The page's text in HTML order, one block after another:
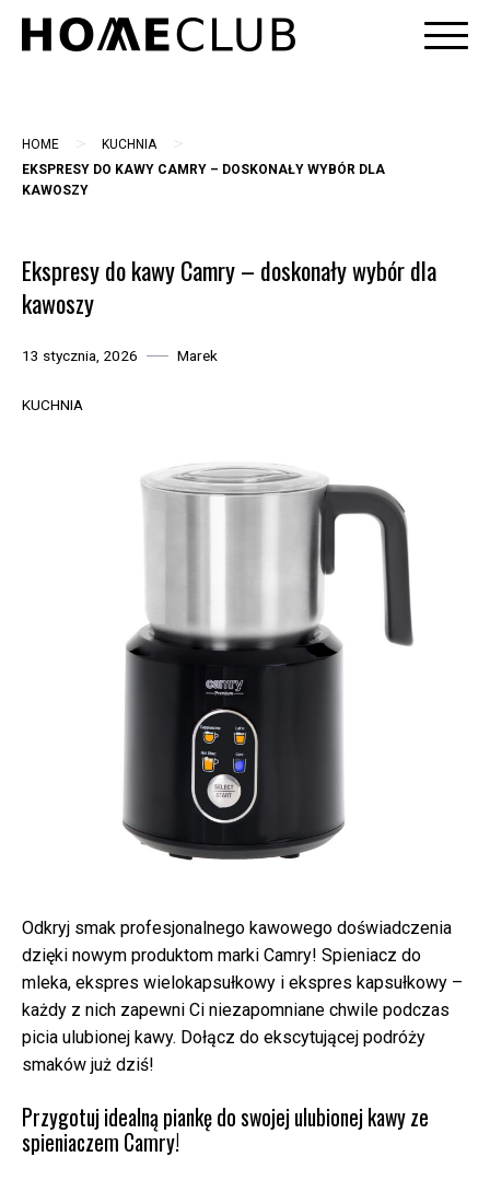
Skip
HOME > KUCHNIA >
EKSPRESY DO KAWY CAMRY – DOSKONAŁY WYBÓR DLA
KAWOSZY
Ekspresy do kawy Camry – doskonały wybór dla
kawoszy
13 stycznia, 2026 Marek
KUCHNIA
Odkryj smak profesjonalnego kawowego doświadczenia
dzięki nowym produktom marki Camry! Spieniacz do
mleka, ekspres wielokapsułkowy i ekspres kapsułkowy –
każdy z nich zapewni Ci niezapomniane chwile podczas
picia ulubionej kawy. Dołącz do ekscytującej podróży
smaków już dziś!
Przygotuj idealną piankę do swojej ulubionej kawy ze
spieniaczem Camry!